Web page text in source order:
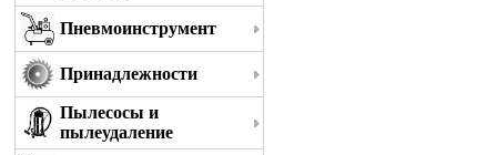
Пневмоинструмент
Принадлежности
Пылесосы и
пылеудаление